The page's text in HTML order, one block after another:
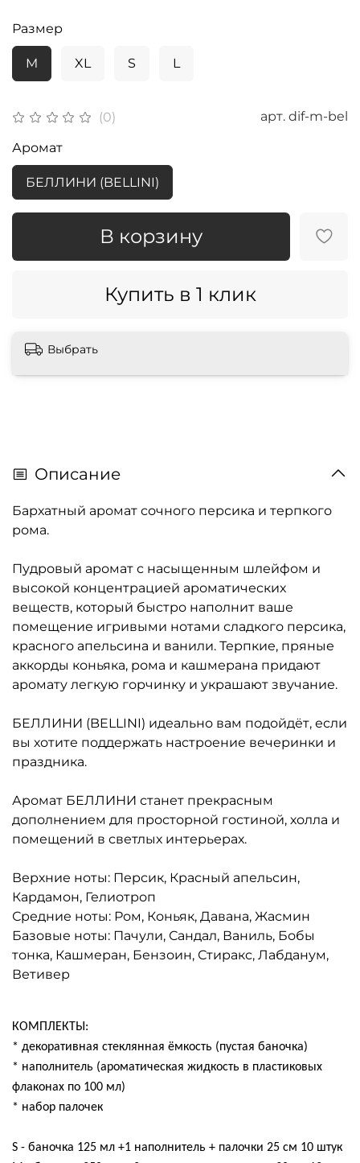
(0) арт. dif-m-bel
В корзину
Купить в 1 клик
Размер
M XL S L
Аромат
БЕЛЛИНИ (BELLINI)
Выбрать
Описание
Бархатный аромат сочного персика и терпкого
рома.
Пудровый аромат с насыщенным шлейфом и
высокой концентрацией ароматических
веществ, который быстро наполнит ваше
помещение игривыми нотами сладкого персика,
красного апельсина и ванили. Терпкие, пряные
аккорды коньяка, рома и кашмерана придают
аромату легкую горчинку и украшают звучание.
БЕЛЛИНИ (BELLINI) идеально вам подойдёт, если
вы хотите поддержать настроение вечеринки и
праздника.
Аромат БЕЛЛИНИ станет прекрасным
дополнением для просторной гостиной, холла и
помещений в светлых интерьерах.
Верхние ноты: Персик, Красный апельсин,
Кардамон, Гелиотроп
Средние ноты: Ром, Коньяк, Давана, Жасмин
Базовые ноты: Пачули, Сандал, Ваниль, Бобы
тонка, Кашмеран, Бензоин, Стиракс, Лабданум,
Ветивер
КОМПЛЕКТЫ:
* декоративная стеклянная ёмкость (пустая баночка)
* наполнитель (ароматическая жидкость в пластиковых
флаконах по 100 мл)
* набор палочек
S - баночка 125 мл +1 наполнитель + палочки 25 см 10 штук